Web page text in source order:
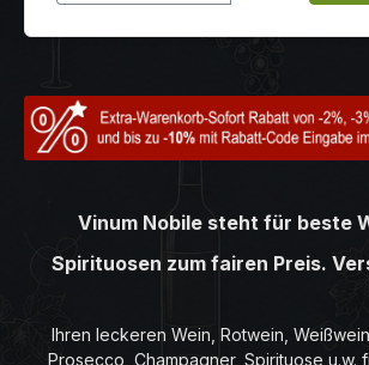
Vinum Nobile steht für beste
Spirituosen zum fairen Preis.
Ihren leckeren Wein, Rotwein,
Prosecco, Champagner, Spirituose u.w.